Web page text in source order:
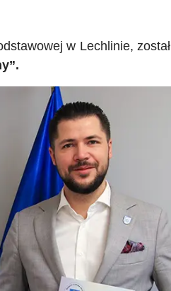
w Lechlinie, został